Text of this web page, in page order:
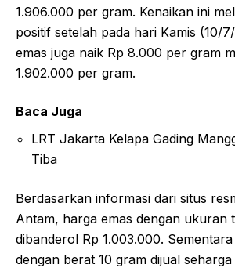
1.906.000 per gram. Kenaikan ini
positif setelah pada hari Kamis (10/
emas juga naik Rp 8.000 per gram
1.902.000 per gram.
Baca Juga
LRT Jakarta Kelapa Gading
Tiba
Berdasarkan informasi dari situs
Antam, harga emas dengan ukuran
dibanderol Rp 1.003.000.
dengan berat 10 gram dijual seharga